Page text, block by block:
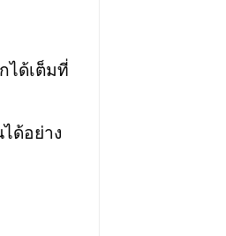
ได้เต็มที่
ด้อย่าง